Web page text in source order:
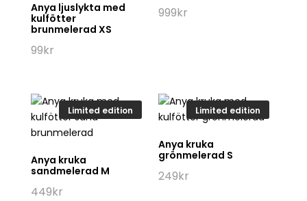
Anya ljuslykta med
kulfötter
brunmelerad XS
99kr
999kr
Limited edition
Anya kruka
sandmelerad M
449kr
Limited edition
Anya kruka
grönmelerad S
249kr